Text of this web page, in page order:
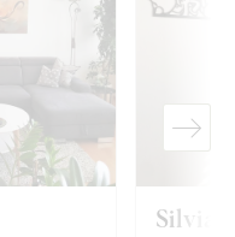
Silvia